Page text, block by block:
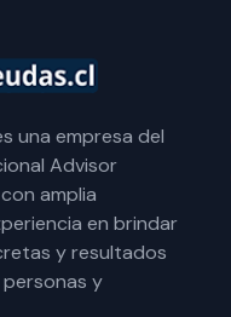
una empresa del
Advisor
amplia
en brindar
y resultados
y